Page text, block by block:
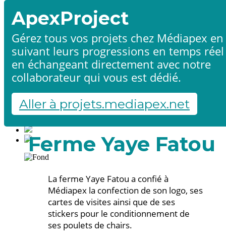
Accueil
Produits & services
Références
Contact
Démarrer un projet
Fr
English
Ferme Yaye Fatou
La ferme Yaye Fatou a confié à
Médiapex la confection de son logo, ses
cartes de visites ainsi que de ses
stickers pour le conditionnement de
ses poulets de chairs.
ApexProject
Gérez tous vos projets chez Médiapex en
suivant leurs progressions en temps
en échangeant directement avec notre
collaborateur qui vous est dédié.
Aller à projets.mediapex.net